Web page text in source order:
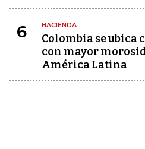
6 HACIENDA
Colombia se ubica
con mayor
América Latina